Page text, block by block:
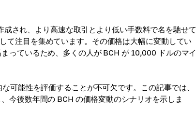
され、より高速な取引とより低い手数料で名を馳せて
て注目を集めています。その価格は大幅に変動してい
っているため、多くの人が BCH が 10,000 ドルのマイ
可能性を評価することが不可欠です。この記事では、
今後数年間の BCH の価格変動のシナリオを示しま